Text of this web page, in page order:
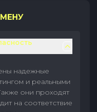
надежные
и реальными
они проходят
на соответствие